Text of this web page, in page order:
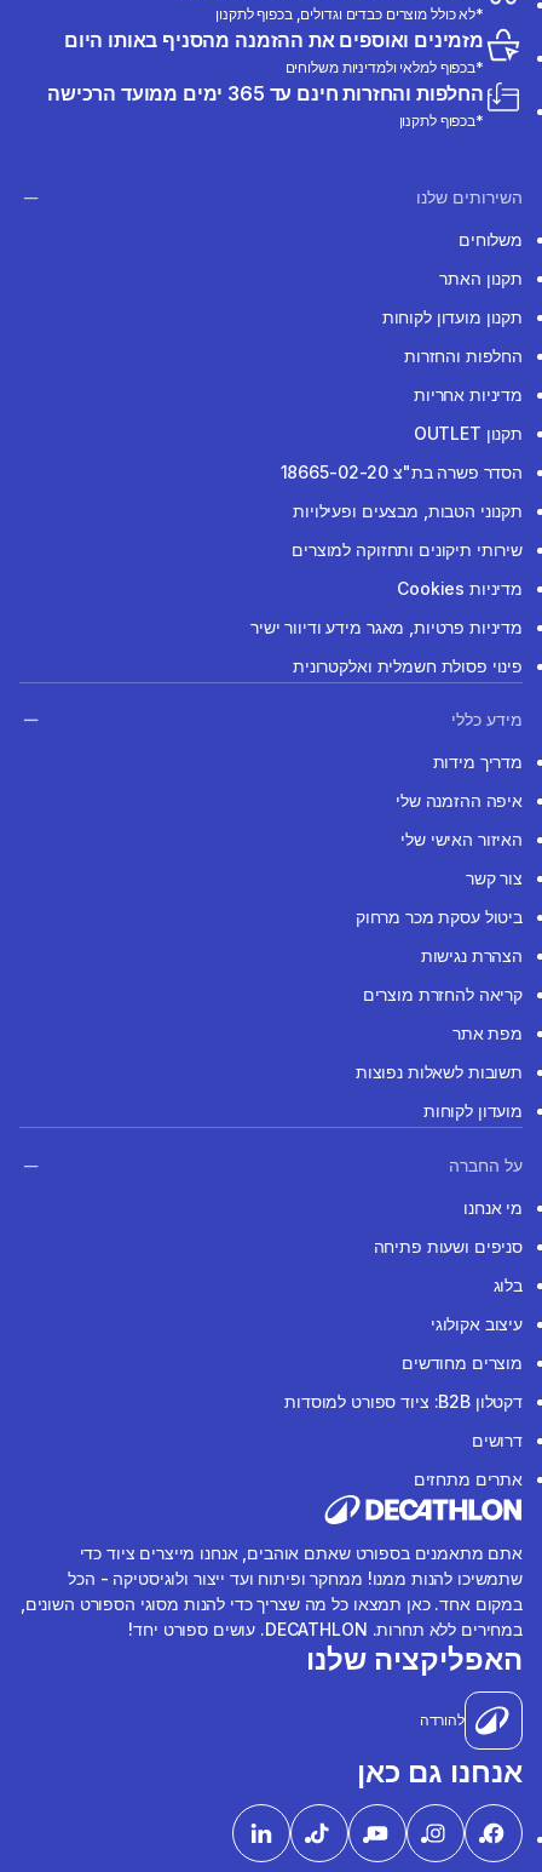
*לא כולל מוצרים כבדים וגדולים, בכפוף לתקנון
מזמינים ואוספים את ההזמנה מהסניף באותו היום
*בכפוף למלאי ולמדיניות משלוחים
החלפות והחזרות חינם עד 365 ימים ממועד הרכישה
*בכפוף לתקנון
השירותים שלנו
משלוחים
תקנון האתר
תקנון מועדון לקוחות
החלפות והחזרות
מדיניות אחריות
תקנון OUTLET
הסדר פשרה בת"צ 18665-02-20
תקנוני הטבות, מבצעים ופעילויות
שירותי תיקונים ותחזוקה למוצרים
מדיניות Cookies
מדיניות פרטיות, מאגר מידע ודיוור ישיר
פינוי פסולת חשמלית ואלקטרונית
מידע כללי
מדריך מידות
איפה ההזמנה שלי
האיזור האישי שלי
צור קשר
ביטול עסקת מכר מרחוק
הצהרת נגישות
קריאה להחזרת מוצרים
מפת אתר
תשובות לשאלות נפוצות
מועדון לקוחות
על החברה
מי אנחנו
סניפים ושעות פתיחה
בלוג
עיצוב אקולוגי
מוצרים מחודשים
דקטלון B2B: ציוד ספורט למוסדות
דרושים
אתרים מתחזים
אתם מתאמנים בספורט שאתם אוהבים, אנחנו מייצרים ציוד כדי
שתמשיכו להנות ממנו! ממחקר ופיתוח ועד ייצור ולוגיסטיקה - הכל
במקום אחד. כאן תמצאו כל מה שצריך כדי להנות מסוגי הספורט השונים,
במחירים ללא תחרות. DECATHLON. עושים ספורט יחד!
האפליקציה שלנו
להורדה
אנחנו גם כאן